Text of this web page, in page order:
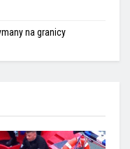
na granicy